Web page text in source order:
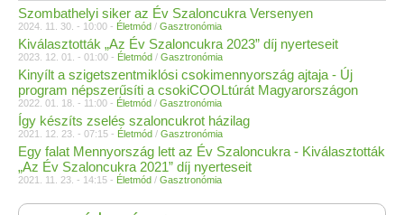
Szombathelyi siker az Év Szaloncukra Versenyen
2024. 11. 30. - 10:00 - Életmód / Gasztronómia
Kiválasztották „Az Év Szaloncukra 2023” díj nyerteseit
2023. 12. 01. - 01:00 - Életmód / Gasztronómia
Kinyílt a szigetszentmiklósi csokimennyország ajtaja - Új
program népszerűsíti a csokiCOOLtúrát Magyarországon
2022. 01. 18. - 11:00 - Életmód / Gasztronómia
Így készíts zselés szaloncukrot házilag
2021. 12. 23. - 07:15 - Életmód / Gasztronómia
Egy falat Mennyország lett az Év Szaloncukra - Kiválasztották
„Az Év Szaloncukra 2021” díj nyerteseit
2021. 11. 23. - 14:15 - Életmód / Gasztronómia